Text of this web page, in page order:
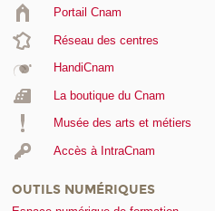
Portail Cnam
Réseau des centres
HandiCnam
La boutique du Cnam
Musée des arts et métiers
Accès à IntraCnam
OUTILS NUMÉRIQUES